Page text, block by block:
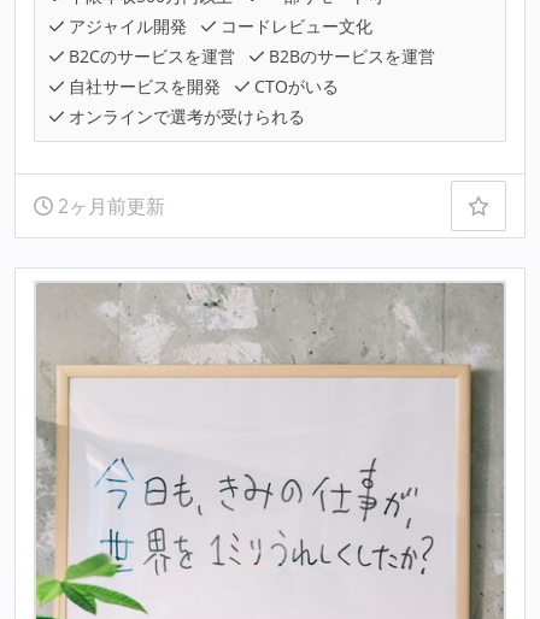
アジャイル開発
コードレビュー文化
B2Cのサービスを運営
B2Bのサービスを運営
自社サービスを開発
CTOがいる
オンラインで選考が受けられる
2ヶ月前更新